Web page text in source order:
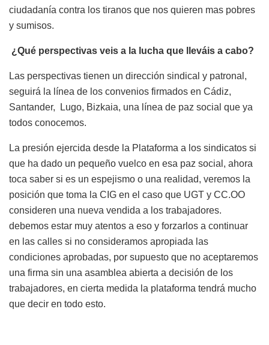
ciudadanía contra los tiranos que nos quieren mas pobres
y sumisos.
¿Qué perspectivas veis a la lucha que lleváis a cabo?
Las perspectivas tienen un dirección sindical y patronal,
seguirá la línea de los convenios firmados en Cádiz,
Santander, Lugo, Bizkaia, una línea de paz social que ya
todos conocemos.
La presión ejercida desde la Plataforma a los sindicatos si
que ha dado un pequeño vuelco en esa paz social, ahora
toca saber si es un espejismo o una realidad, veremos la
posición que toma la CIG en el caso que UGT y CC.OO
consideren una nueva vendida a los trabajadores.
debemos estar muy atentos a eso y forzarlos a continuar
en las calles si no consideramos apropiada las
condiciones aprobadas, por supuesto que no aceptaremos
una firma sin una asamblea abierta a decisión de los
trabajadores, en cierta medida la plataforma tendrá mucho
que decir en todo esto.